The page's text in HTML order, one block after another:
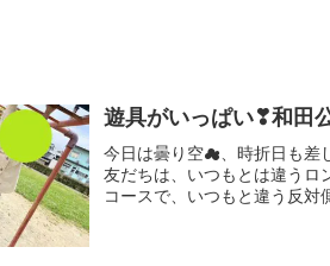
遊具がいっぱい❣和田
今日は曇り空☁、時折日も差
友だちは、いつもとは違うロ
コースで、いつもと違う反対